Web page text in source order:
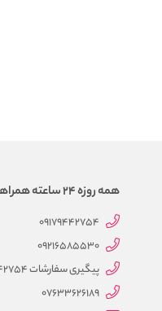
همه روزه 24 ساعته همراهتیم
09179442754
09216585530
پیگیری سفارشات 09179442754
07633626189